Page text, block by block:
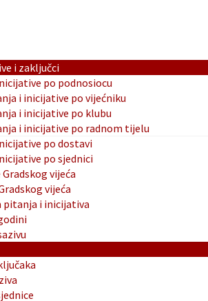
i zaključci
po podnosiocu
i inicijative po vijećniku
i inicijative po klubu
i inicijative po radnom tijelu
po dostavi
po sjednici
vijeća
vijeća
i inicijativa